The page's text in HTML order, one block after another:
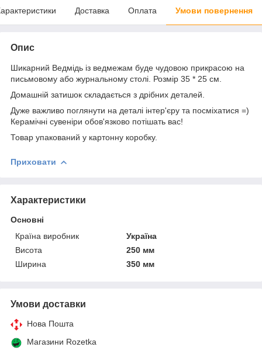
Доставка Оплата Умови повернення
Опис
Шикарний Ведмідь із ведмежам буде чудовою прикрасою на
письмовому або журнальному столі. Розмір 35 * 25 см.
Домашній затишок складається з дрібних деталей.
Дуже важливо поглянути на деталі інтер'єру та посміхатися =)
Керамічні сувеніри обов'язково потішать вас!
Товар упакований у картонну коробку.
Приховати
Характеристики
Основні
Країна виробник
Україна
Висота
250 мм
Ширина
350 мм
Умови доставки
Нова Пошта
Магазини Rozetka